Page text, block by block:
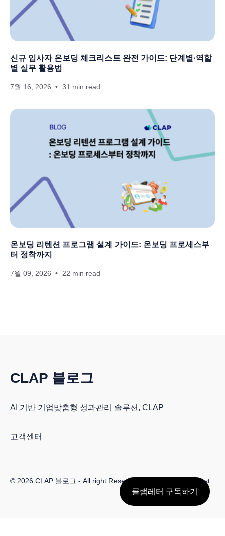
신규 입사자 온보딩 체크리스트 완전 가이드: 단계별·역할
별 실무 활용법
7월 16, 2026 31 min read
온보딩 리텐션 프로그램 설계 가이드: 온보딩 프로세스부
터 정착까지
7월 09, 2026 22 min read
CLAP 블로그
AI 기반 기업맞춤형 성과관리 솔루션, CLAP
고객센터
© 2026 CLAP 블로그 - All right Reserved. Published with Ghost
클랩레터 구독하기